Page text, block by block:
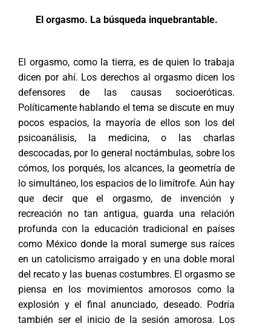
El orgasmo. La búsqueda inquebrantable.
El orgasmo, como la tierra, es de quien lo trabaja
dicen por ahí. Los derechos al orgasmo dicen los
defensores de las causas socioeróticas.
Políticamente hablando el tema se discute en muy
pocos espacios, la mayoría de ellos son los del
psicoanálisis, la medicina, o las charlas
descocadas, por lo general noctámbulas, sobre los
cómos, los porqués, los alcances, la geometría de
lo simultáneo, los espacios de lo limítrofe. Aún hay
que decir que el orgasmo, de invención y
recreación no tan antigua, guarda una relación
profunda con la educación tradicional en países
como México donde la moral sumerge sus raíces
en un catolicismo arraigado y en una doble moral
del recato y las buenas costumbres. El orgasmo se
piensa en los movimientos amorosos como la
explosión y el final anunciado, deseado. Podría
también ser el inicio de la sesión amorosa. Los